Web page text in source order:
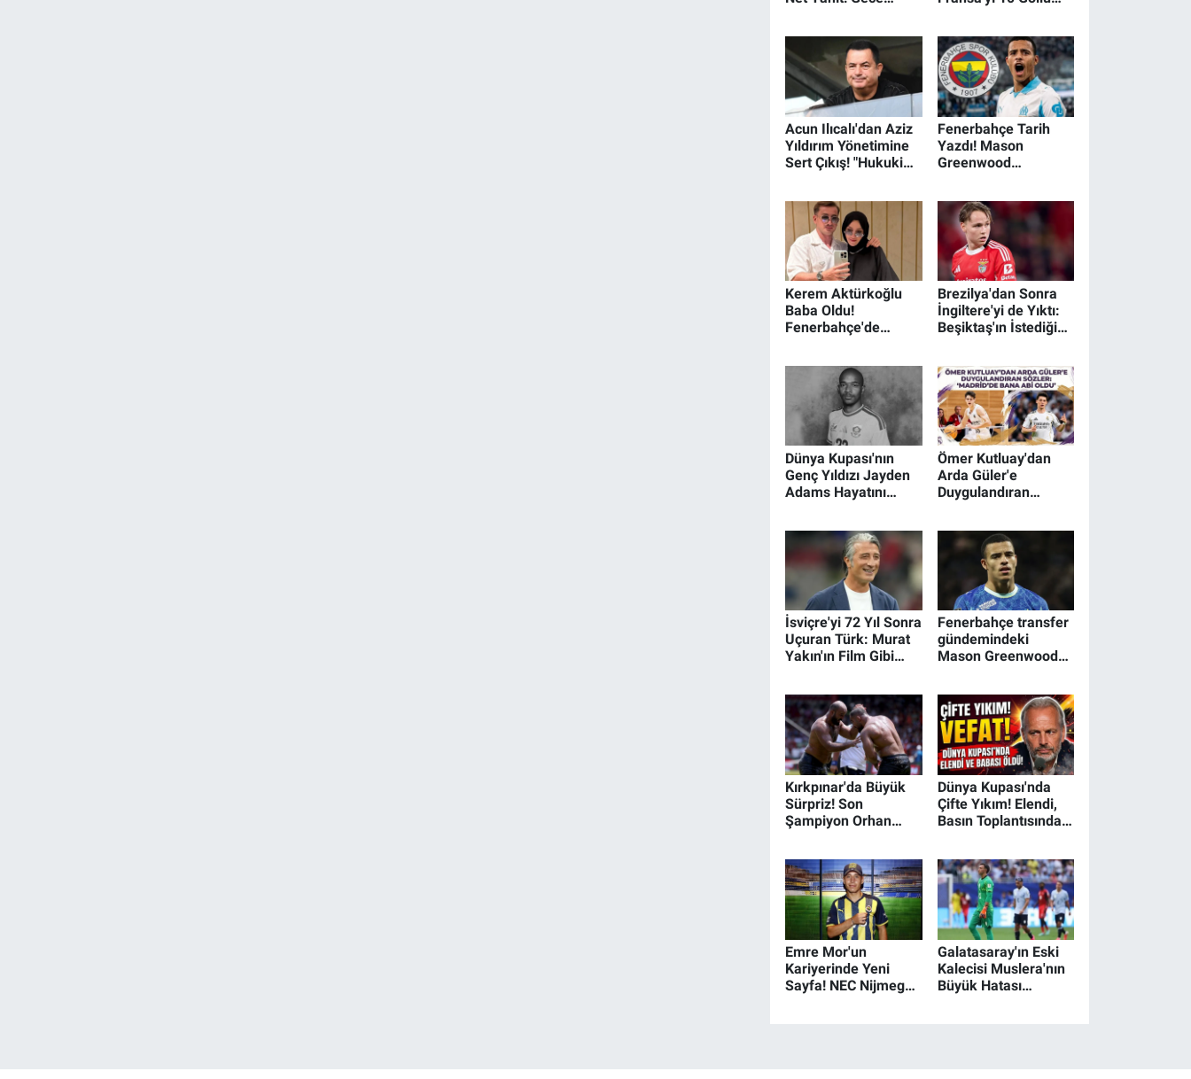
Acun Ilıcalı'dan Aziz
Yıldırım Yönetimine
Sert Çıkış! "Hukuki
Fenerbahçe Tarih
Yazdı! Mason
Greenwood
Kerem Aktürkoğlu
Baba Oldu!
Fenerbahçe'de
Brezilya'dan Sonra
İngiltere'yi de Yıktı:
Beşiktaş'ın İstediği
Kimdir?
Dünya Kupası'nın
Genç Yıldızı Jayden
Adams Hayatını
Ömer Kutluay'dan
Arda Güler'e
Duygulandıran
İsviçre'yi 72 Yıl Sonra
Uçuran Türk: Murat
Yakın'ın Film Gibi
Fenerbahçe transfer
gündemindeki
Mason Greenwood
istatistikleri ve
sözleşme detayları
Kırkpınar'da Büyük
Sürpriz! Son
Şampiyon Orhan
Dünya Kupası'nda
Çifte Yıkım! Elendi,
Basın Toplantısında
Emre Mor'un
Kariyerinde Yeni
Sayfa! NEC Nijmegen
Galatasaray'ın Eski
Kalecisi Muslera'nın
Büyük Hatası